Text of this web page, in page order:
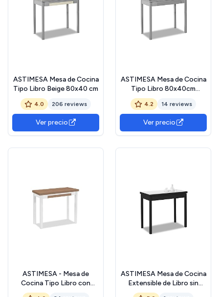
ASTIMESA Mesa de Cocina
Tipo Libro Beige 80x40 cm
4.0 206 reviews
Ver precio
ASTIMESA Mesa de Cocina
Tipo Libro 80x40cm
Grafito
4.2 14 reviews
Ver precio
ASTIMESA - Mesa de
Cocina Tipo Libro con
Cajón - Mesa con Tapa de
ASTIMESA Mesa de Cocina
Extensible de Libro sin
cajón - 80x40 cm (80x80